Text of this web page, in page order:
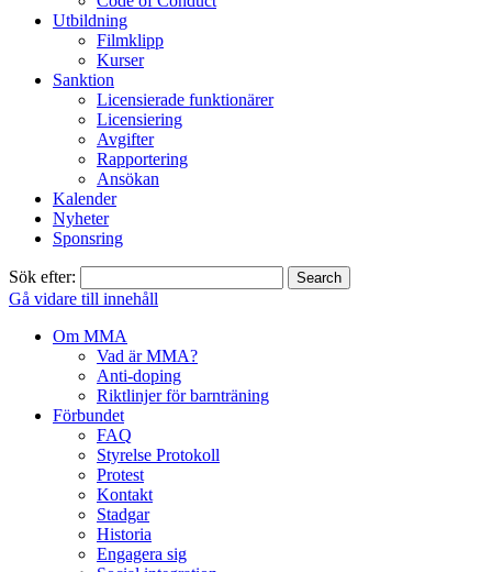
Utbildning
Filmklipp
Kurser
Sanktion
Licensierade funktionärer
Licensiering
Avgifter
Rapportering
Ansökan
Kalender
Nyheter
Sponsring
Sök efter:
Gå vidare till innehåll
Om MMA
Vad är MMA?
Anti-doping
Riktlinjer för barnträning
Förbundet
FAQ
Styrelse Protokoll
Protest
Kontakt
Stadgar
Historia
Engagera sig